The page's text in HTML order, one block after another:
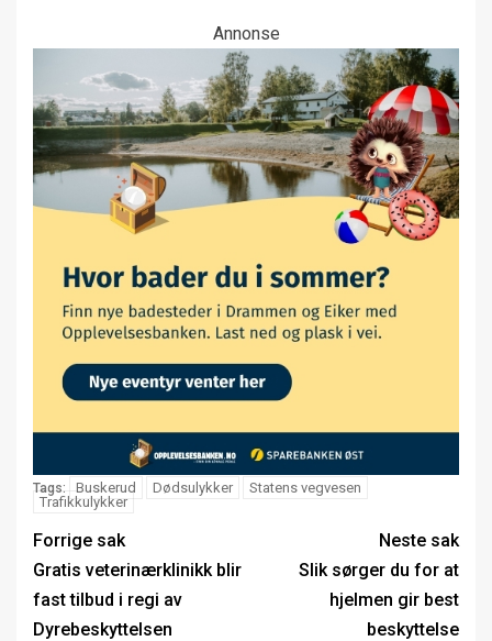
Annonse
Tags: Buskerud Dødsulykker
Statens vegvesen
Trafikkulykker
Forrige sak
Gratis veterinærklinikk blir
fast tilbud i regi av
Dyrebeskyttelsen
Neste sak
Slik sørger du for at
hjelmen gir best
beskyttelse